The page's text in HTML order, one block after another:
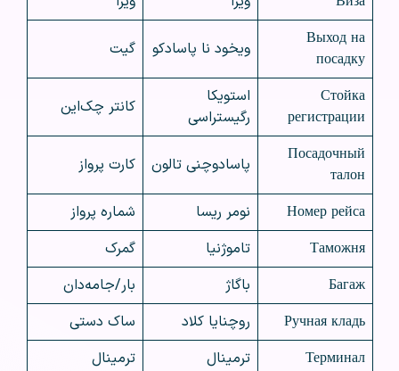
Выход на
посадку
ویخود نا پاسادکو گیت
Стойка
регистрации
استویکا
رگیستراسی
کانتر چک‌این
Посадочный
талон
پاسادوچنی تالون کارت پرواز
Номер рейса نومر ریسا
شماره پرواز
Таможня
تاموژنیا
گمرک
Багаж
باگاژ
بار/جامه‌دان
Ручная кладь
روچنایا کلاد
ساک دستی
Терминал
ترمینال
ترمینال